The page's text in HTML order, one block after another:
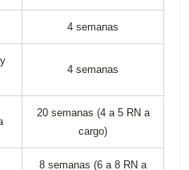
4 semanas
4 semanas
20 semanas (4 a 5 RN a
cargo)
8 semanas (6 a 8 RN a